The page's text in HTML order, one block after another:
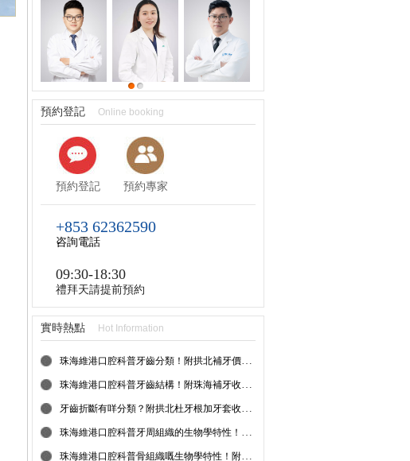
預約登記 Online booking
預約登記 預約專家
+853 62362590
咨詢電話
09:30-18:30
禮拜天請提前預約
實時熱點 Hot Information
珠海維港口腔科普牙齒分類！附拱北補牙價目表2023
珠海維港口腔科普牙齒結構！附珠海補牙收費2023
牙齒折斷有咩分類？附拱北杜牙根加牙套收費2023
珠海維港口腔科普牙周組織的生物學特性！附拱北植牙收費2023
珠海維港口腔科普骨組織嘅生物學特性！附珠海植牙收費2023